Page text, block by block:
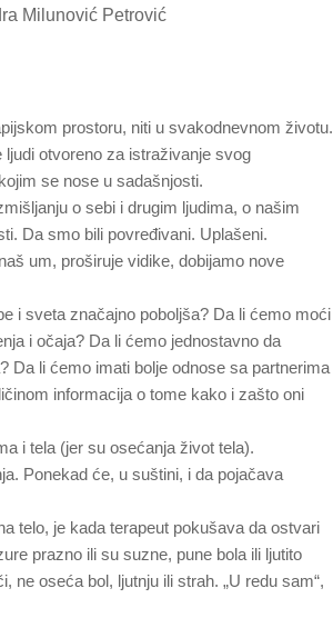
Milunović Petrović
prostoru, niti u svakodnevnom životu.
otvoreno za istraživanje svog
se nose u sadašnjosti.
o sebi i drugim ljudima, o našim
Da smo bili povređivani. Uplašeni.
um, proširuje vidike, dobijamo nove
i sveta značajno poboljša? Da li ćemo moći
i očaja? Da li ćemo jednostavno da
Da li ćemo imati bolje odnose sa partnerima
informacija o tome kako i zašto oni
i tela (jer su osećanja život tela).
Ponekad će, u suštini, i da pojačava
telo, je kada terapeut pokušava da ostvari
prazno ili su suzne, pune bola ili ljutito
ne oseća bol, ljutnju ili strah. „U redu sam“,